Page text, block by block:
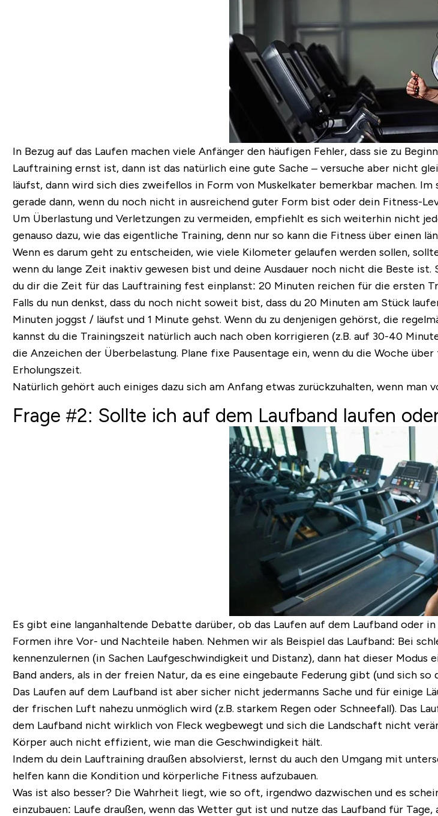
In Bezug auf das Laufen machen viele Anfänger den häufigen Fehler, dass sie zu
Lauftraining ernst ist, dann ist das natürlich eine gute Sache – versuche aber nicht
läufst, dann wird sich dies zweifellos in Form von Muskelkater bemerkbar machen.
gerade dann, wenndu noch nicht in ausreichend guter Form bist oder dein Fitness-
Um Überlastung und Verletzungen zu vermeiden, empfiehlt es sich weiterhin nicht
genauso dazu, wie das eigentliche Training, denn nur so kann die Fitness über einen
Wenn es darum geht zu entscheiden, wie viele Kilometer gelaufen werden sollen,
wenn du lange Zeit inaktiv gewesen bist und deine Ausdauer noch nicht die Beste
du dir die Zeit für das Lauftraining fest einplanst: 20 Minuten reichen für die ersten
Falls du nun denkst, dass du noch nicht soweit bist, dass du 20 Minuten am Stück
Minuten joggst / läufst und 1 Minute gehst. Wenn du zu denjenigen gehörst, die
kannst du die Trainingszeit natürlich auch nach oben korrigieren (z.B. auf 30-40
die Anzeichen der Überbelastung. Plane fixe Pausentage ein, wenn du die Woche
Erholungszeit.
Natürlich gehört auch einiges dazu sich am Anfang etwas zurückzuhalten, wenn man
Frage #2: Sollte ich auf dem Laufband laufen
Es gibt eine langanhaltende Debatte darüber, ob das Laufen auf dem Laufband oder
Formen ihre Vor- und Nachteile haben. Nehmen wir als Beispiel das Laufband: Bei
kennenzulernen (in Sachen Laufgeschwindigkeit und Distanz), dann hat dieser
Band anders, als in der freien Natur, da es eine eingebaute Federung gibt (und sich
Das Laufen auf dem Laufband ist aber sicher nicht jedermanns Sache und für einige
der frischen Luft nahezu unmöglich wird (z.B. starkem Regen oder Schneefall). Das
dem Laufband nicht wirklich von Fleck wegbewegt und sich die Landschaft nicht
Körper auch nicht effizient, wie man die Geschwindigkeit hält.
Indem du dein Lauftraining draußen absolvierst, lernst du auch den Umgang mit
helfen kann die Kondition und körperliche Fitness aufzubauen.
Was ist also besser?Die Wahrheit liegt, wie so oft, irgendwo dazwischen und es
einzubauen: Laufe draußen, wenn das Wetter gut ist und nutze das Laufband für